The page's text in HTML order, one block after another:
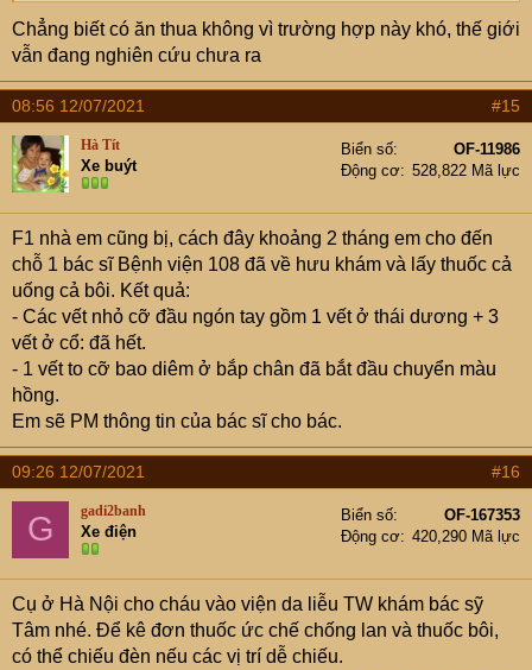
Chẳng biết có ăn thua không vì trường hợp này khó, thế giới
vẫn đang nghiên cứu chưa ra
08:56 12/07/2021 #15
Hà Tít
Xe buýt
Biển số
OF-11986
Động cơ
528,822 Mã lực
F1 nhà em cũng bị, cách đây khoảng 2 tháng em cho đến
chỗ 1 bác sĩ Bệnh viện 108 đã về hưu khám và lấy thuốc cả
uống cả bôi. Kết quả:
- Các vết nhỏ cỡ đầu ngón tay gồm 1 vết ở thái dương + 3
vết ở cổ: đã hết.
- 1 vết to cỡ bao diêm ở bắp chân đã bắt đầu chuyển màu
hồng.
Em sẽ PM thông tin của bác sĩ cho bác.
09:26 12/07/2021 #16
G gadi2banh
Xe điện
Biển số
OF-167353
Động cơ
420,290 Mã lực
Cụ ở Hà Nội cho cháu vào viện da liễu TW khám bác sỹ
Tâm nhé. Để kê đơn thuốc ức chế chống lan và thuốc bôi,
có thể chiếu đèn nếu các vị trí dễ chiếu.